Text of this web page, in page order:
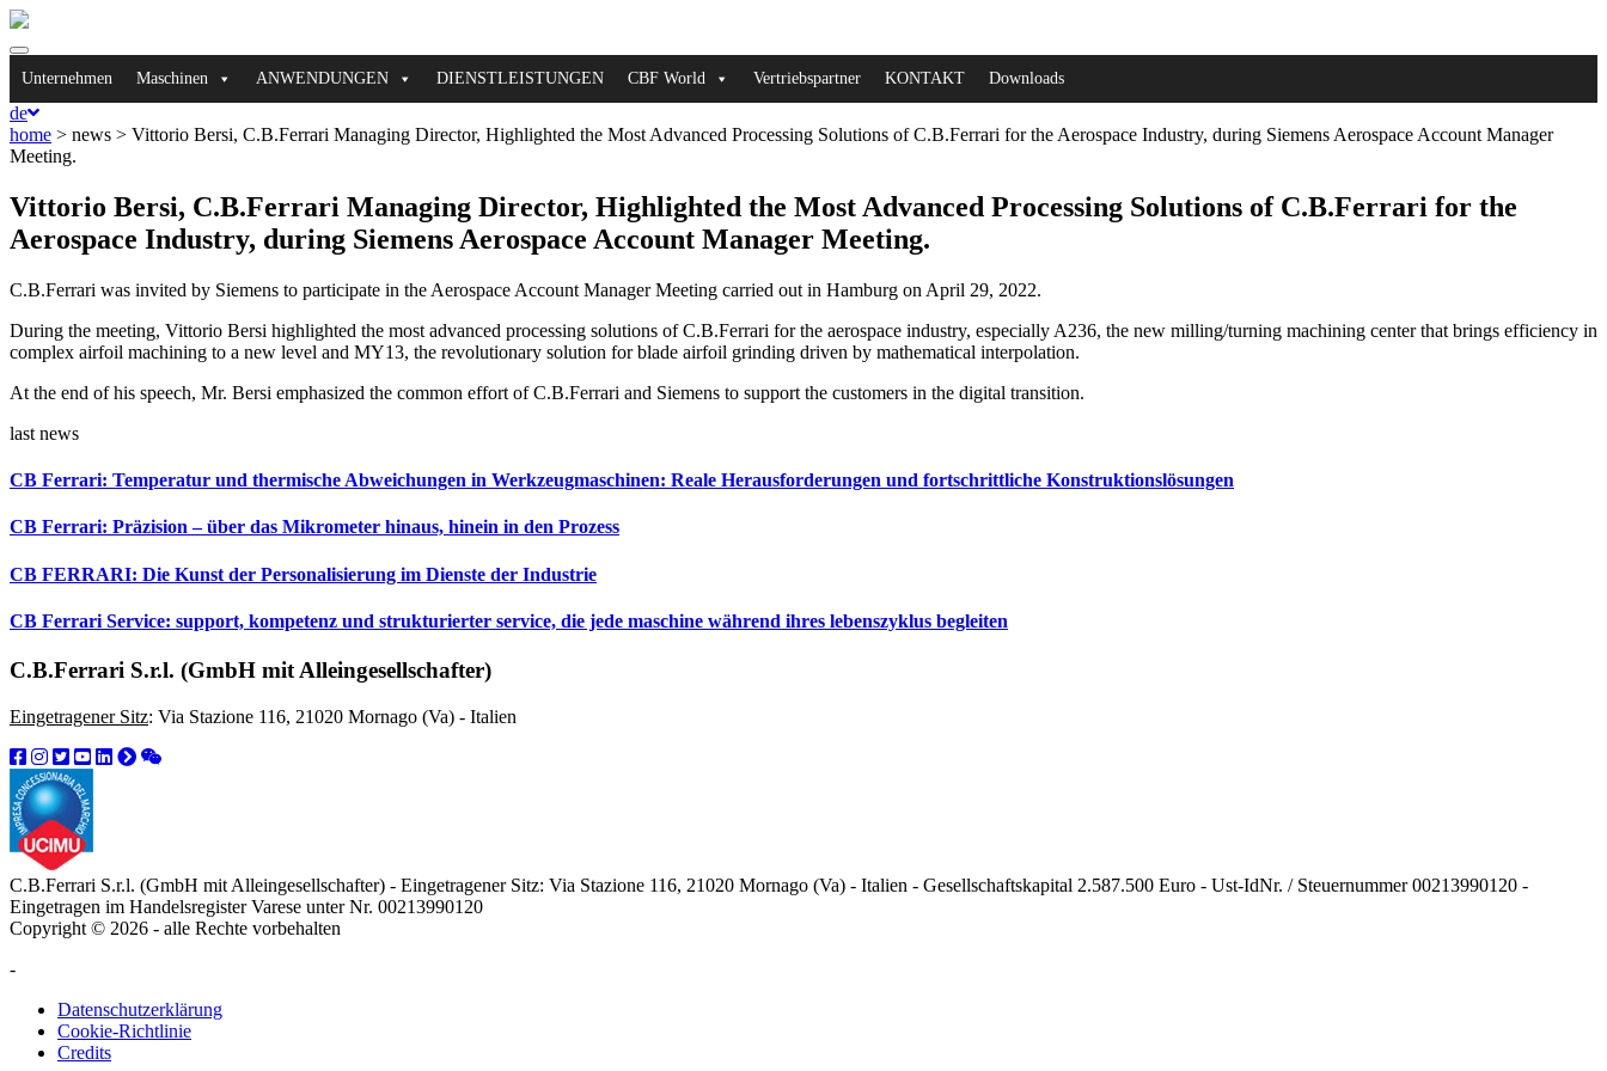
Toggle
navigation
Unternehmen Maschinen ANWENDUNGEN DIENSTLEISTUNGEN CBF World Vertriebspartner KONTAKT Downloads
de
home > news > Vittorio Bersi, C.B.Ferrari Managing Director, Highlighted the Most Advanced Processing Solutions of C.B.Ferrari for the Aerospace Industry, during Siemens Aerospace Account Manager
Meeting.
Vittorio Bersi, C.B.Ferrari Managing Director, Highlighted the Most Advanced Processing Solutions of C.B.Ferrari for the
Aerospace Industry, during Siemens Aerospace Account Manager Meeting.
C.B.Ferrari was invited by Siemens to participate in the Aerospace Account Manager Meeting carried out in Hamburg on April 29, 2022.
During the meeting, Vittorio Bersi highlighted the most advanced processing solutions of C.B.Ferrari for the aerospace industry, especially A236, the new milling/turning machining center that brings efficiency in
complex airfoil machining to a new level and MY13, the revolutionary solution for blade airfoil grinding driven by mathematical interpolation.
At the end of his speech, Mr. Bersi emphasized the common effort of C.B.Ferrari and Siemens to support the customers in the digital transition.
last news
CB Ferrari: Temperatur und thermische Abweichungen in Werkzeugmaschinen: Reale Herausforderungen und fortschrittliche Konstruktionslösungen
CB Ferrari: Präzision – über das Mikrometer hinaus, hinein in den Prozess
CB FERRARI: Die Kunst der Personalisierung im Dienste der Industrie
CB Ferrari Service: support, kompetenz und strukturierter service, die jede maschine während ihres lebenszyklus begleiten
C.B.Ferrari S.r.l. (GmbH mit Alleingesellschafter)
Eingetragener Sitz: Via Stazione 116, 21020 Mornago (Va) - Italien
C.B.Ferrari S.r.l. (GmbH mit Alleingesellschafter) - Eingetragener Sitz: Via Stazione 116, 21020 Mornago (Va) - Italien - Gesellschaftskapital 2.587.500 Euro - Ust-IdNr. / Steuernummer 00213990120 -
Eingetragen im Handelsregister Varese unter Nr. 00213990120
Copyright © 2026 - alle Rechte vorbehalten
-
Datenschutzerklärung
Cookie-Richtlinie
Credits